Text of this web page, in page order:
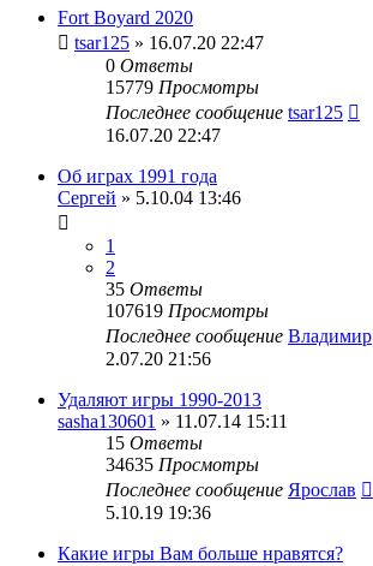
Fort Boyard 2020
tsar125 » 16.07.20 22:47
0 Ответы
15779 Просмотры
Последнее сообщение tsar125
16.07.20 22:47
Об играх 1991 года
Сергей » 5.10.04 13:46
1
2
35 Ответы
107619 Просмотры
Последнее сообщение Владимир
2.07.20 21:56
Удаляют игры 1990-2013
sasha130601 » 11.07.14 15:11
15 Ответы
34635 Просмотры
Последнее сообщение Ярослав
5.10.19 19:36
Какие игры Вам больше нравятся?